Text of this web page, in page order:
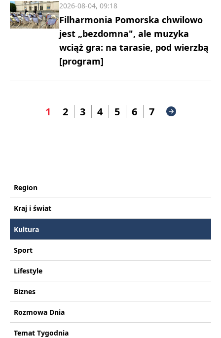
Filharmonia Pomorska chwilowo
jest „bezdomna", ale muzyka
wciąż gra: na tarasie, pod wierzbą
[program]
2026-08-04, 09:18
1 2 3 4 5 6 7
Region
Kraj i świat
Kultura
Sport
Lifestyle
Biznes
Rozmowa Dnia
Temat Tygodnia